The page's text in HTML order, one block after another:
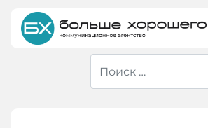
content